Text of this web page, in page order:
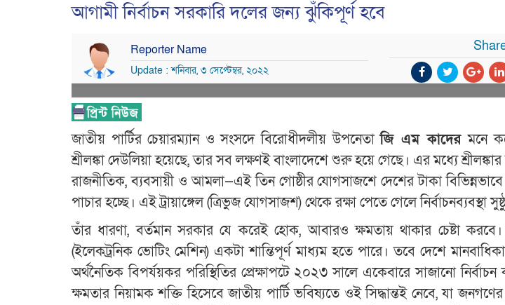
আগামী নির্বাচন সরকারি দলের জন্য ঝুঁকিপূর্ণ হবে
Reporter Name
Update : শনিবার, ৩ সেপ্টেম্বর, ২০২২
জাতীয় পার্টির চেয়ারম্যান ও সংসদে বিরোধীদলীয় উপনেতাজি এম কাদেরমনে
শ্রীলঙ্কা দেউলিয়া হয়েছে, তার সব লক্ষণই বাংলাদেশে শুরু হয়ে গেছে। এর মধ্যে
রাজনীতিক, ব্যবসায়ী ও আমলা—এই তিন গোষ্ঠীর যোগসাজশে দেশের টাকা
পাচার হচ্ছে। এই ট্রায়াঙ্গেল (ত্রিভুজ যোগসাজশ) থেকে রক্ষা পেতে গেলে নির্বাচনব্যবস্থা
তাঁর ধারণা, বর্তমান সরকার যে করেই হোক, আবারও ক্ষমতায় থাকার চেষ্টা
(ইলেকট্রনিক ভোটিং মেশিন) একটা শান্তিপূর্ণ মাধ্যম হতে পারে। তবে দেশে
অর্থনৈতিক বিপর্যয়কর পরিস্থিতির প্রেক্ষাপটে ২০২৩ সালে একেবারে সাজানো
ক্ষমতার নিয়ামক শক্তি হিসেবে জাতীয় পার্টি ভবিষ্যতে ওই সিদ্ধান্তই নেবে, যা জনগণের